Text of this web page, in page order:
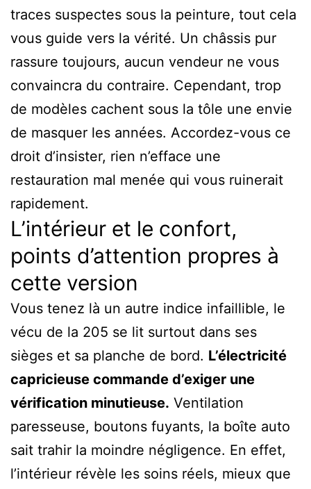
traces suspectes sous la peinture, tout cela
vous guide vers la vérité. Un châssis pur
rassure toujours, aucun vendeur ne vous
convaincra du contraire. Cependant, trop
de modèles cachent sous la tôle une envie
de masquer les années. Accordez-vous ce
droit d’insister, rien n’efface une
restauration mal menée qui vous ruinerait
rapidement.
L’intérieur et le confort,
points d’attention propres à
cette version
Vous tenez là un autre indice infaillible, le
vécu de la 205 se lit surtout dans ses
sièges et sa planche de bord. L’électricité
capricieuse commande d’exiger une
vérification minutieuse. Ventilation
paresseuse, boutons fuyants, la boîte auto
sait trahir la moindre négligence. En effet,
l’intérieur révèle les soins réels, mieux que